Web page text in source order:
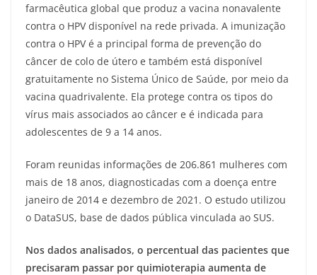
farmacêutica global que produz a vacina nonavalente
contra o HPV disponível na rede privada. A imunização
contra o HPV é a principal forma de prevenção do
câncer de colo de útero e também está disponível
gratuitamente no Sistema Único de Saúde, por meio da
vacina quadrivalente. Ela protege contra os tipos do
vírus mais associados ao câncer e é indicada para
adolescentes de 9 a 14 anos.
Foram reunidas informações de 206.861 mulheres com
mais de 18 anos, diagnosticadas com a doença entre
janeiro de 2014 e dezembro de 2021. O estudo utilizou
o DataSUS, base de dados pública vinculada ao SUS.
Nos dados analisados, o percentual das pacientes que
precisaram passar por quimioterapia aumenta de